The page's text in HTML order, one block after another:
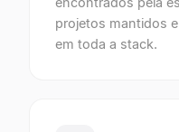
projetos mantidos
em toda a stack.